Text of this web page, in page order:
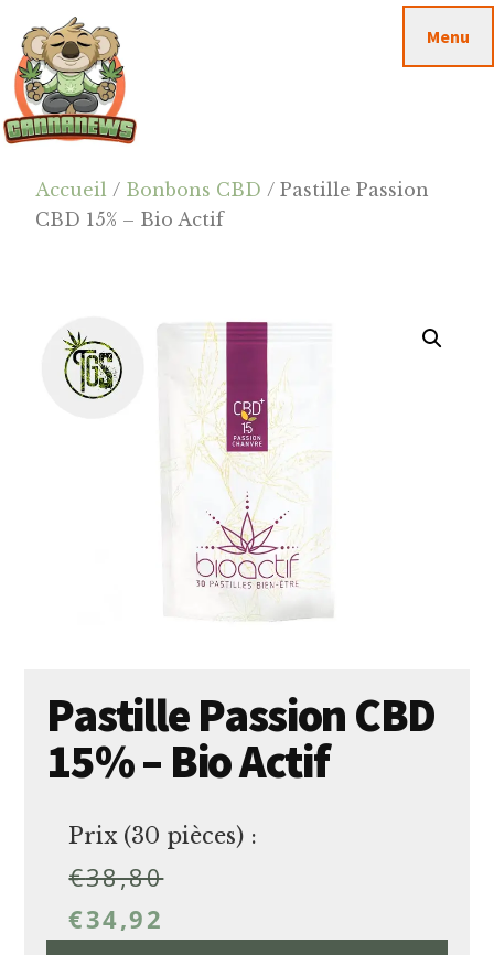
contenu
principal
barre
latérale
principale
footer
Cannanews.fr
Menu
Accueil / Bonbons CBD / Pastille Passion
CBD 15% – Bio Actif
Pastille Passion CBD
15% – Bio Actif
Prix (30 pièces) :
€38,80
€34,92